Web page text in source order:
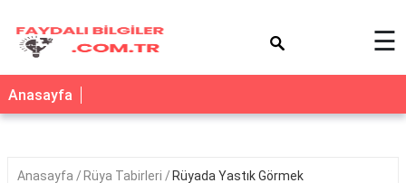
☰
Anasayfa
Anasayfa Rüya Tabirleri Rüyada Yastık Görmek